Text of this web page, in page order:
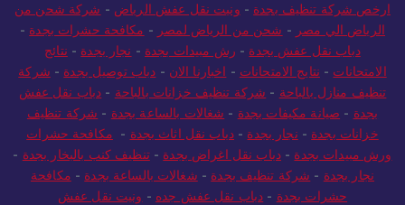
ارخص شركة تنظيف بجدة - ونيت نقل عفش الرياض - شركة شحن من
الرياض الي مصر - شحن من الرياض لمصر - مكافحة حشرات بجدة -
دباب نقل عفش بجدة - رش مبيدات بجدة - نجار بجدة - نتائج
الامتحانات - نتايج الامتحانات - اخبارنا الان - دباب توصيل بجدة - شركة
تنظيف منازل بالباحة - شركة تنظيف خزانات بالباحة - دباب نقل عفش
بجدة - صيانة مكيفات بجدة - شغالات بالساعة بجدة - شركة تنظيف
خزانات بجدة - نجار بجدة - دباب نقل اثاث بجدة - مكافحة حشرات
ورش مبيدات بجدة -دباب نقل اغراض بجدة -تنظيف كنب بالبخار بجدة -
نجار بجدة - شركة تنظيف بجدة - شغالات بالساعة بجدة - مكافحة
حشرات بجدة - دباب نقل عفش جده - ونيت نقل عفش